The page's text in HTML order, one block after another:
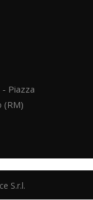
Piazza
(RM)
S.r.l.